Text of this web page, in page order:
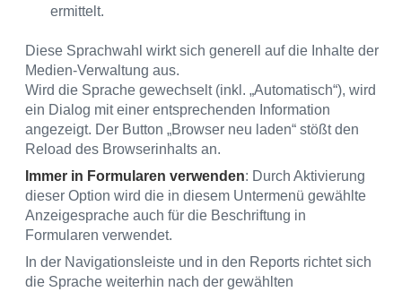
ermittelt.
Diese Sprachwahl wirkt sich generell auf die Inhalte der
Medien-Verwaltung aus.
Wird die Sprache gewechselt (inkl. „Automatisch“), wird
ein Dialog mit einer entsprechenden Information
angezeigt. Der Button „Browser neu laden“ stößt den
Reload des Browserinhalts an.
Immer in Formularen verwenden: Durch Aktivierung
dieser Option wird die in diesem Untermenü gewählte
Anzeigesprache auch für die Beschriftung in
Formularen verwendet.
In der Navigationsleiste und in den Reports richtet sich
die Sprache weiterhin nach der gewählten